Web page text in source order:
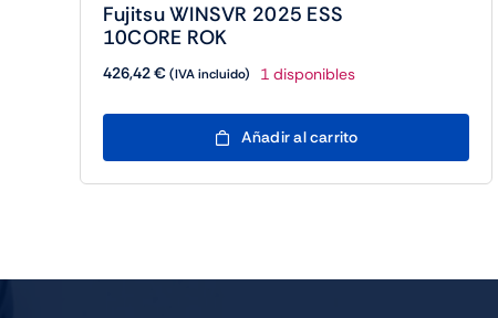
Fujitsu WINSVR 2025 ESS
10CORE ROK
426,42€(IVA incluido) 1 disponibles
Fujitsu
WINSVR
Añadir al carrito